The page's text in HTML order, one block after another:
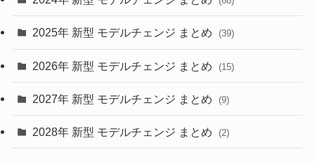
(9)
(4)
(1)
2025年 新型 モデルチェンジ まとめ (39)
2026年 新型 モデルチェンジ まとめ (15)
2027年 新型 モデルチェンジ まとめ (9)
2028年 新型 モデルチェンジ まとめ (2)